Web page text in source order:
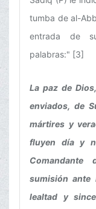
tumba de al-
entrada de
palabras:" [3]
La paz de
enviados, de
mártires y
fluyen día y
sumisión ante
lealtad y